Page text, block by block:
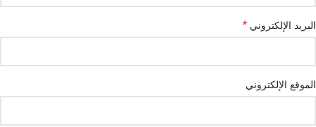
البريد الإلكتروني *
الموقع الإلكتروني